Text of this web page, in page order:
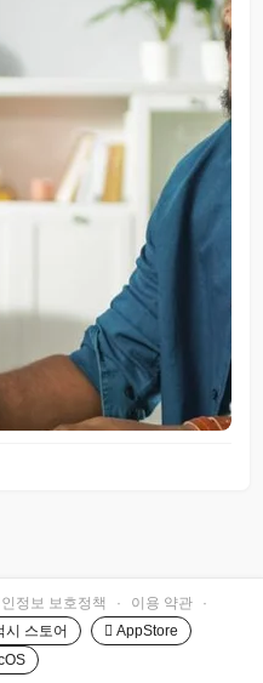
정보 보호정책 · 이용 약관
·
시 스토어
 AppStore